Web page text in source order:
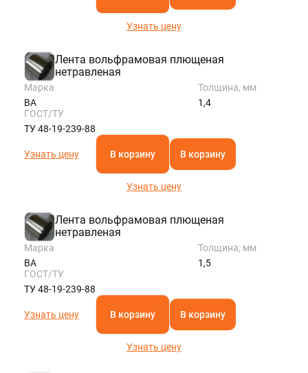
Узнать цену
Лента вольфрамовая плющеная
нетравленая
Марка
ВА
Толщина, мм
1,4
ГОСТ/ТУ
ТУ 48-19-239-88
Узнать цену В корзину В корзину
Узнать цену
Лента вольфрамовая плющеная
нетравленая
Марка
ВА
Толщина, мм
1,5
ГОСТ/ТУ
ТУ 48-19-239-88
Узнать цену В корзину В корзину
Узнать цену